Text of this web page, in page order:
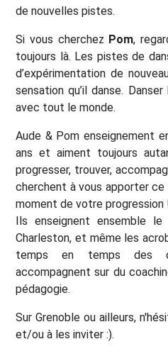
de nouvelles pistes.
Si vous cherchez Pom,
toujours là. Les pistes de
d’expérimentation de
sensation qu’il danse.
avec tout le monde.
Aude & Pom enseignement
ans et aiment toujours
progresser, trouver,
cherchent à vous apporter ce
moment de votre progression
Ils enseignent ensemble
Charleston, et même les
temps en temps des
accompagnent sur du
pédagogie.
Sur Grenoble ou ailleurs,
et/ou à les inviter :).